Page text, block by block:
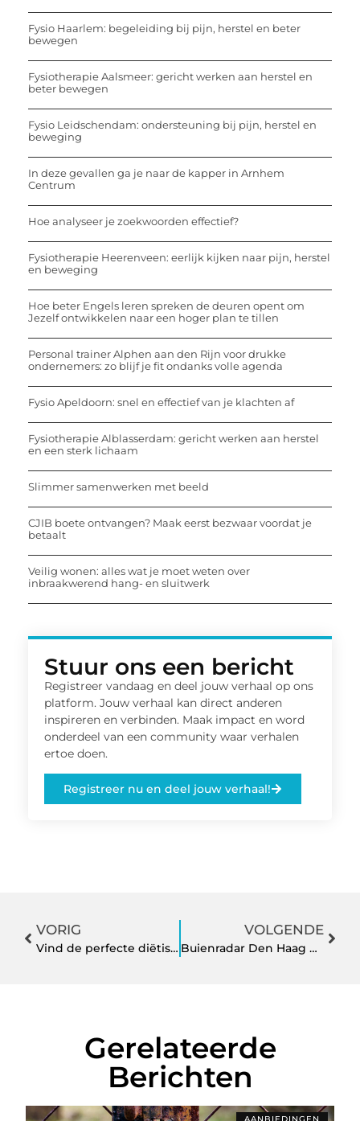
Fysio Haarlem: begeleiding bij pijn, herstel en beter
bewegen
Fysiotherapie Aalsmeer: gericht werken aan herstel en
beter bewegen
Fysio Leidschendam: ondersteuning bij pijn, herstel en
beweging
In deze gevallen ga je naar de kapper in Arnhem
Centrum
Hoe analyseer je zoekwoorden effectief?
Fysiotherapie Heerenveen: eerlijk kijken naar pijn, herstel
en beweging
Hoe beter Engels leren spreken de deuren opent om
Jezelf ontwikkelen naar een hoger plan te tillen
Personal trainer Alphen aan den Rijn voor drukke
ondernemers: zo blijf je fit ondanks volle agenda
Fysio Apeldoorn: snel en effectief van je klachten af
Fysiotherapie Alblasserdam: gericht werken aan herstel
en een sterk lichaam
Slimmer samenwerken met beeld
CJIB boete ontvangen? Maak eerst bezwaar voordat je
betaalt
Veilig wonen: alles wat je moet weten over
inbraakwerend hang- en sluitwerk
Stuur ons een bericht
Registreer vandaag en deel jouw verhaal op ons
platform. Jouw verhaal kan direct anderen
inspireren en verbinden. Maak impact en word
onderdeel van een community waar verhalen
ertoe doen.
Registreer nu en deel jouw verhaal!
VORIG
Vind de perfecte diëtist in Den Bosch: Tips en adviezen
VOLGENDE
Buienradar Den Haag De Weerapp Die Je Leven Kan Veranderen
Gerelateerde
Berichten
AANBIEDINGEN